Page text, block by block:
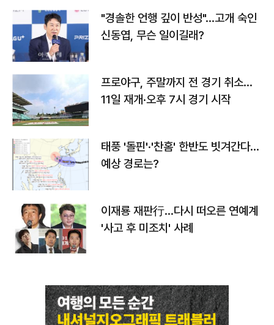
"경솔한 언행 깊이 반성"…고개 숙인
신동엽, 무슨 일이길래?
프로야구, 주말까지 전 경기 취소…
11일 재개·오후 7시 경기 시작
태풍 '돌핀'·'찬홈' 한반도 빗겨간다…
예상 경로는?
이재룡 재판行…다시 떠오른 연예계
'사고 후 미조치' 사례